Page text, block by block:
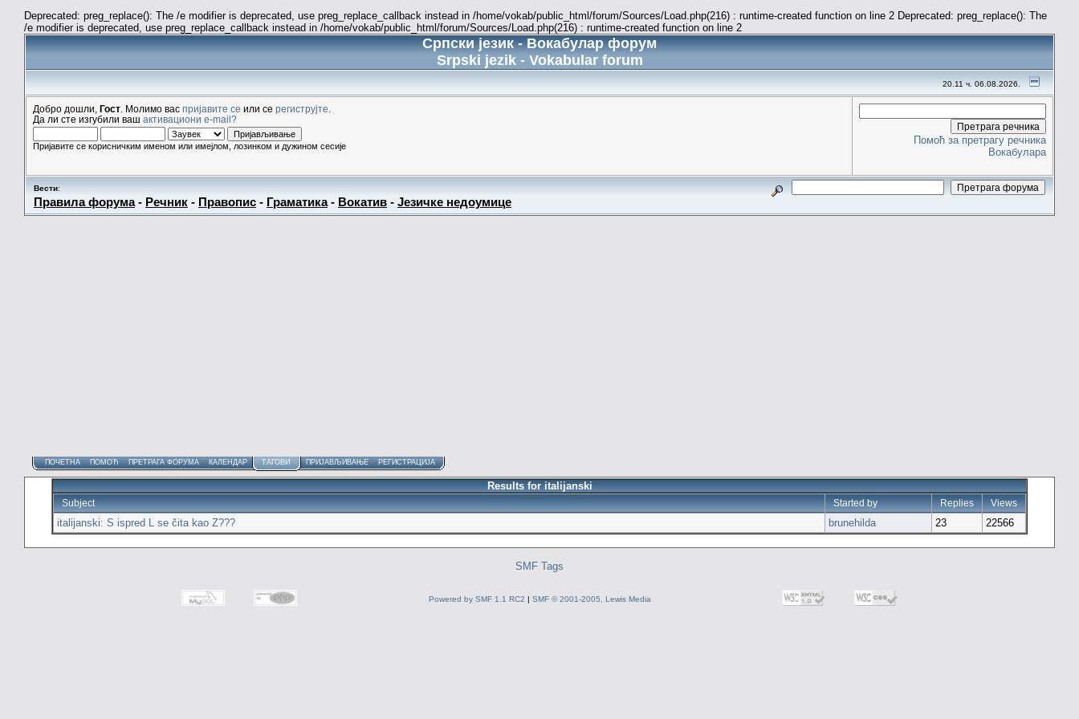
Deprecated: preg_replace(): The /e modifier is deprecated, use preg_replace_callback instead in /home/vokab/public_html/forum/Sources/Load.php(216) : runtime-created function on line 2 Deprecated: preg_replace(): The
/e modifier is deprecated, use preg_replace_callback instead in /home/vokab/public_html/forum/Sources/Load.php(216) : runtime-created function on line 2
Српски језик - Вокабулар форум
Srpski jezik - Vokabular forum
20.11 ч. 06.08.2026.
Добро дошли, Гост . Молимо вас пријавите се или се региструјте
Да ли сте изгубили ваш активациони e-mail?
Пријавите се корисничким именом или имејлом, лозинком и дужином сесије
Помоћ за претрагу речника
Вокабулара
Вести:
Правила форума- Речник - Правопис - Граматика- Вокатив - Језичке недоумице
ПОЧЕТНА ПОМОЋ ПРЕТРАГА ФОРУМА КАЛЕНДАР ТАГОВИ ПРИЈАВЉИВАЊЕ РЕГИСТРАЦИЈА
Results for italijanski
Subject Started by Replies Views
italijanski: S ispred L se čita kao Z??? brunehilda 23 22566
SMF Tags
Powered by SMF 1.1 RC2 | SMF © 2001-2005, Lewis Media